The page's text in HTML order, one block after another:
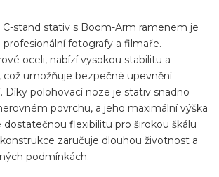
C-stand stativ s Boom-Arm ramenem je
profesionální fotografy a filmaře.
oceli, nabízí vysokou stabilitu a
což umožňuje bezpečné upevnění
Díky polohovací noze je stativ snadno
povrchu, a jeho maximální výška
flexibilitu pro širokou škálu
zaručuje dlouhou životnost a
podmínkách.